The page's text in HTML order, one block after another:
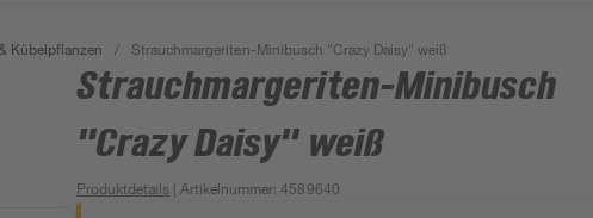
Kübelpflanzen / Strauchmargeriten-Minibusch "Crazy Daisy" weiß
Strauchmargeriten-Minibusch
"Crazy Daisy" weiß
Produktdetails | Artikelnummer:4589640